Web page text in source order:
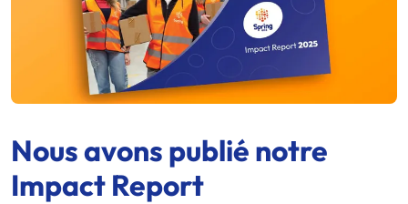
Nous avons publié notre
Impact Report